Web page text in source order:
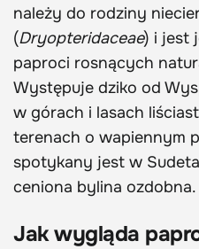
należy do rodziny
(Dryopteridaceae) i jest
paproci rosnących
Występuje dziko od
w górach i lasach
terenach o wapiennym
spotykany jest w
ceniona bylina ozdobna.
Jak wygląda